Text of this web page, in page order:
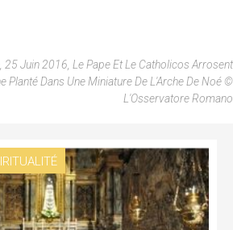
25 Juin 2016, Le Pape Et Le Catholicos Arrosent
Planté Dans Une Miniature De L'Arche De Noé ©
L'Osservatore Romano